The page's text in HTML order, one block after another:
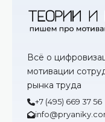
Всё о
мотивации
рынка труда
+7 (495) 669 37 56